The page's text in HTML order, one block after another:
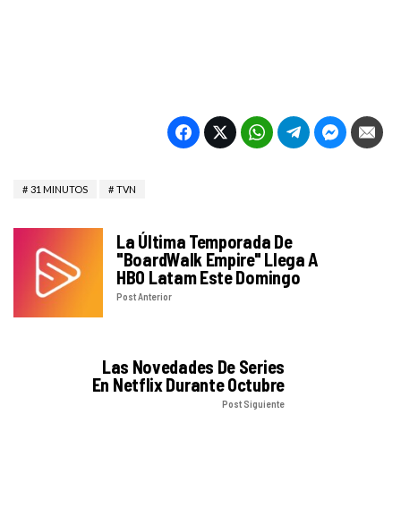
31 MINUTOS TVN
La Última Temporada De
"BoardWalk Empire" Llega A
HBO Latam Este Domingo
Post Anterior
Las Novedades De Series
En Netflix Durante Octubre
Post Siguiente